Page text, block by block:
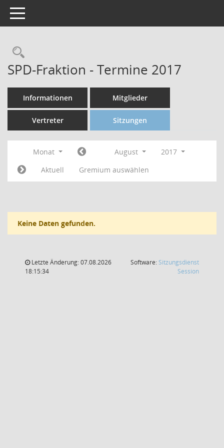
Toggle navigation
SPD-Fraktion - Termine 2017
Informationen Mitglieder
Vertreter Sitzungen
Monat August
2017
Aktuell
Gremium auswählen
Keine Daten gefunden.
Letzte Änderung: 07.08.2026
18:15:34
Software: Sitzungsdienst
Session(Wird in